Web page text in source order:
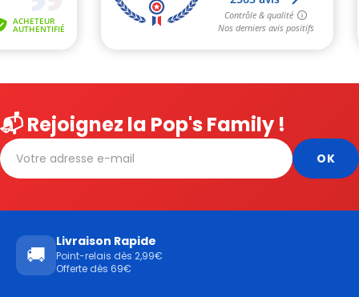
📬 Rejoignez la Pop's Family !
🚚
Livraison Rapide
Point-relais dès 2,99€
Offerte dès 69€